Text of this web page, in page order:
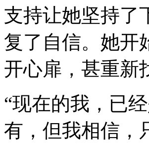
支持让她坚持了
复了自信。她开
开心扉，甚重新
“现在的我，已
有，但我相信，